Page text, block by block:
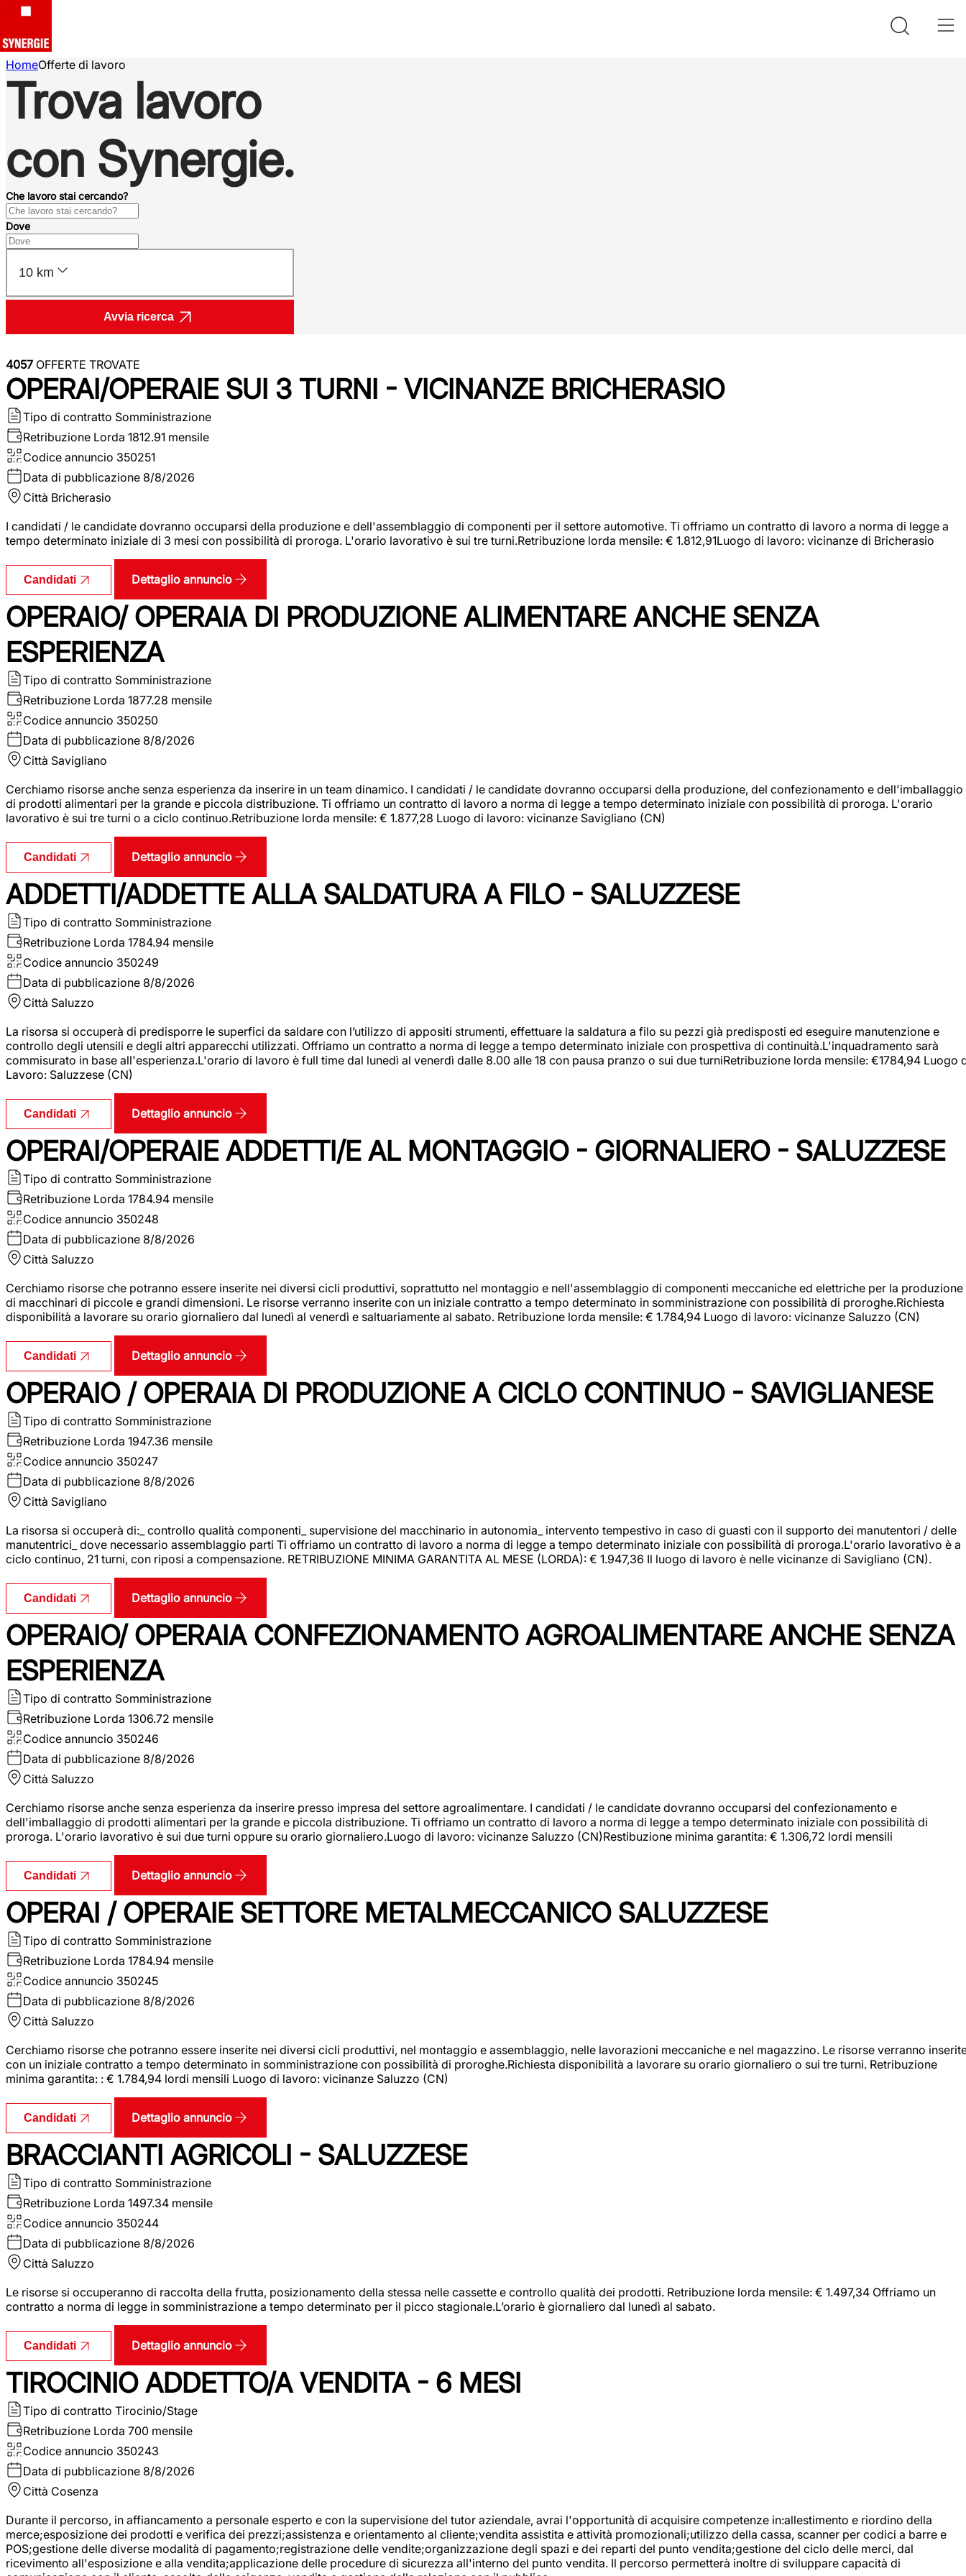
HomeOfferte di lavoro
Trova lavoro
con Synergie.
Che lavoro stai cercando?
Dove
10 km
Avvia ricerca
4057 OFFERTE TROVATE
OPERAI/OPERAIE SUI 3 TURNI - VICINANZE BRICHERASIO
Tipo di contratto Somministrazione
Retribuzione Lorda 1812.91 mensile
Codice annuncio 350251
Data di pubblicazione 8/8/2026
Città Bricherasio
I candidati / le candidate dovranno occuparsi della produzione e dell'assemblaggio di componenti per il settore automotive. Ti offriamo un contratto di lavoro a norma di legge a
tempo determinato iniziale di 3 mesi con possibilità di proroga. L'orario lavorativo è sui tre turni.Retribuzione lorda mensile: € 1.812,91Luogo di lavoro: vicinanze di Bricherasio
Candidati Dettaglio annuncio
OPERAIO/ OPERAIA DI PRODUZIONE ALIMENTARE ANCHE SENZA
ESPERIENZA
Tipo di contratto Somministrazione
Retribuzione Lorda 1877.28 mensile
Codice annuncio 350250
Data di pubblicazione 8/8/2026
Città Savigliano
Cerchiamo risorse anche senza esperienza da inserire in un team dinamico. I candidati / le candidate dovranno occuparsi della produzione, del confezionamento e dell'imballaggio
di prodotti alimentari per la grande e piccola distribuzione. Ti offriamo un contratto di lavoro a norma di legge a tempo determinato iniziale con possibilità di proroga. L'orario
lavorativo è sui tre turni o a ciclo continuo.Retribuzione lorda mensile: € 1.877,28 Luogo di lavoro: vicinanze Savigliano (CN)
Candidati Dettaglio annuncio
ADDETTI/ADDETTE ALLA SALDATURA A FILO - SALUZZESE
Tipo di contratto Somministrazione
Retribuzione Lorda 1784.94 mensile
Codice annuncio 350249
Data di pubblicazione 8/8/2026
Città Saluzzo
La risorsa si occuperà di predisporre le superfici da saldare con l’utilizzo di appositi strumenti, effettuare la saldatura a filo su pezzi già predisposti ed eseguire manutenzione e
controllo degli utensili e degli altri apparecchi utilizzati. Offriamo un contratto a norma di legge a tempo determinato iniziale con prospettiva di continuità.L'inquadramento sarà
commisurato in base all'esperienza.L'orario di lavoro è full time dal lunedì al venerdì dalle 8.00 alle 18 con pausa pranzo o sui due turniRetribuzione lorda mensile: €1784,94 Luogo
Lavoro: Saluzzese (CN)
Candidati Dettaglio annuncio
OPERAI/OPERAIE ADDETTI/E AL MONTAGGIO - GIORNALIERO - SALUZZESE
Tipo di contratto Somministrazione
Retribuzione Lorda 1784.94 mensile
Codice annuncio 350248
Data di pubblicazione 8/8/2026
Città Saluzzo
Cerchiamo risorse che potranno essere inserite nei diversi cicli produttivi, soprattutto nel montaggio e nell'assemblaggio di componenti meccaniche ed elettriche per la produzione
di macchinari di piccole e grandi dimensioni. Le risorse verranno inserite con un iniziale contratto a tempo determinato in somministrazione con possibilità di proroghe.Richiesta
disponibilità a lavorare su orario giornaliero dal lunedì al venerdì e saltuariamente al sabato. Retribuzione lorda mensile: € 1.784,94 Luogo di lavoro: vicinanze Saluzzo (CN)
Candidati Dettaglio annuncio
OPERAIO / OPERAIA DI PRODUZIONE A CICLO CONTINUO - SAVIGLIANESE
Tipo di contratto Somministrazione
Retribuzione Lorda 1947.36 mensile
Codice annuncio 350247
Data di pubblicazione 8/8/2026
Città Savigliano
La risorsa si occuperà di:_ controllo qualità componenti_ supervisione del macchinario in autonomia_ intervento tempestivo in caso di guasti con il supporto dei manutentori / delle
manutentrici_ dove necessario assemblaggio parti Ti offriamo un contratto di lavoro a norma di legge a tempo determinato iniziale con possibilità di proroga.L'orario lavorativo è a
ciclo continuo, 21 turni, con riposi a compensazione. RETRIBUZIONE MINIMA GARANTITA AL MESE (LORDA): € 1.947,36 Il luogo di lavoro è nelle vicinanze di Savigliano (CN).
Candidati Dettaglio annuncio
OPERAIO/ OPERAIA CONFEZIONAMENTO AGROALIMENTARE ANCHE SENZA
ESPERIENZA
Tipo di contratto Somministrazione
Retribuzione Lorda 1306.72 mensile
Codice annuncio 350246
Data di pubblicazione 8/8/2026
Città Saluzzo
Cerchiamo risorse anche senza esperienza da inserire presso impresa del settore agroalimentare. I candidati / le candidate dovranno occuparsi del confezionamento e
dell'imballaggio di prodotti alimentari per la grande e piccola distribuzione. Ti offriamo un contratto di lavoro a norma di legge a tempo determinato iniziale con possibilità di
proroga. L'orario lavorativo è sui due turni oppure su orario giornaliero.Luogo di lavoro: vicinanze Saluzzo (CN)Restibuzione minima garantita: € 1.306,72 lordi mensili
Candidati Dettaglio annuncio
OPERAI / OPERAIE SETTORE METALMECCANICO SALUZZESE
Tipo di contratto Somministrazione
Retribuzione Lorda 1784.94 mensile
Codice annuncio 350245
Data di pubblicazione 8/8/2026
Città Saluzzo
Cerchiamo risorse che potranno essere inserite nei diversi cicli produttivi, nel montaggio e assemblaggio, nelle lavorazioni meccaniche e nel magazzino. Le risorse verranno
con un iniziale contratto a tempo determinato in somministrazione con possibilità di proroghe.Richiesta disponibilità a lavorare su orario giornaliero o sui tre turni. Retribuzione
minima garantita: : € 1.784,94 lordi mensili Luogo di lavoro: vicinanze Saluzzo (CN)
Candidati Dettaglio annuncio
BRACCIANTI AGRICOLI - SALUZZESE
Tipo di contratto Somministrazione
Retribuzione Lorda 1497.34 mensile
Codice annuncio 350244
Data di pubblicazione 8/8/2026
Città Saluzzo
Le risorse si occuperanno di raccolta della frutta, posizionamento della stessa nelle cassette e controllo qualità dei prodotti. Retribuzione lorda mensile: € 1.497,34 Offriamo un
contratto a norma di legge in somministrazione a tempo determinato per il picco stagionale.L’orario è giornaliero dal lunedì al sabato.
Candidati Dettaglio annuncio
TIROCINIO ADDETTO/A VENDITA - 6 MESI
Tipo di contratto Tirocinio/Stage
Retribuzione Lorda 700 mensile
Codice annuncio 350243
Data di pubblicazione 8/8/2026
Città Cosenza
Durante il percorso, in affiancamento a personale esperto e con la supervisione del tutor aziendale, avrai l'opportunità di acquisire competenze in:allestimento e riordino della
merce;esposizione dei prodotti e verifica dei prezzi;assistenza e orientamento al cliente;vendita assistita e attività promozionali;utilizzo della cassa, scanner per codici a barre e
POS;gestione delle diverse modalità di pagamento;registrazione delle vendite;organizzazione degli spazi e dei reparti del punto vendita;gestione del ciclo delle merci, dal
ricevimento all'esposizione e alla vendita;applicazione delle procedure di sicurezza all'interno del punto vendita. Il percorso permetterà inoltre di sviluppare capacità di